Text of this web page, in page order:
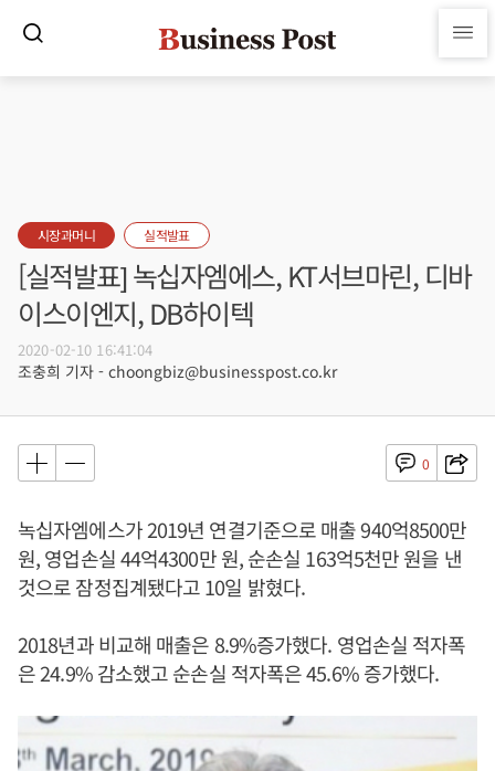
시장과머니 실적발표
[실적발표] 녹십자엠에스, KT서브마린, 디바
이스이엔지, DB하이텍
2020-02-10 16:41:04
조충희 기자 - choongbiz@businesspost.co.kr
0
녹십자엠에스가 2019년 연결기준으로 매출 940억8500만
원, 영업손실 44억4300만 원, 순손실 163억5천만 원을 낸
것으로 잠정집계됐다고 10일 밝혔다.
2018년과 비교해 매출은 8.9%증가했다. 영업손실 적자폭
은 24.9% 감소했고 순손실 적자폭은 45.6% 증가했다.